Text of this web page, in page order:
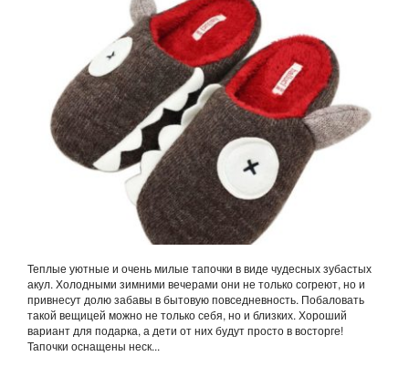
Теплые уютные и очень милые тапочки в виде чудесных зубастых
акул. Холодными зимними вечерами они не только согреют, но и
привнесут долю забавы в бытовую повседневность. Побаловать
такой вещицей можно не только себя, но и близких. Хороший
вариант для подарка, а дети от них будут просто в восторге!
Тапочки оснащены неск...